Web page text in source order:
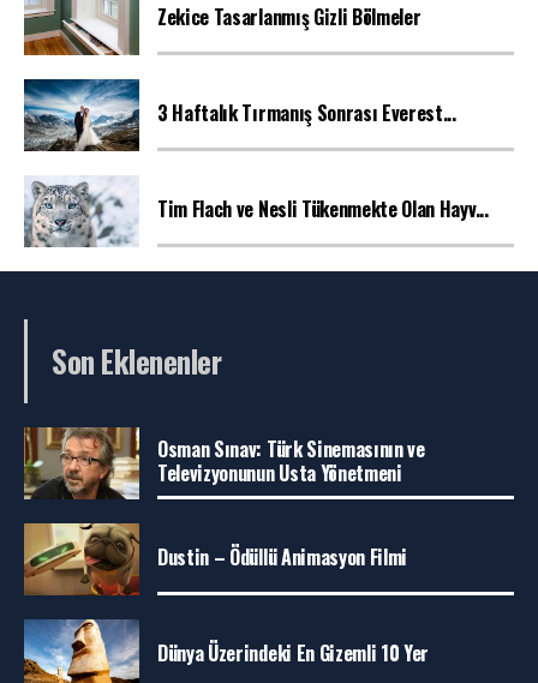
Zekice Tasarlanmış Gizli Bölmeler
3 Haftalık Tırmanış Sonrası Everest...
Tim Flach ve Nesli Tükenmekte Olan Hayv...
Son Eklenenler
Osman Sınav: Türk Sinemasının ve
Televizyonunun Usta Yönetmeni
Dustin – Ödüllü Animasyon Filmi
Dünya Üzerindeki En Gizemli 10 Yer